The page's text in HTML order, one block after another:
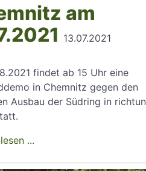
am
13.07.2021
findet ab 15 Uhr eine
in Chemnitz gegen den
Ausbau der Südring in
...